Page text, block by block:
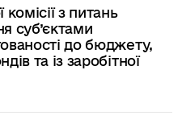
з питань
суб’єктами
до бюджету,
та із заробітної